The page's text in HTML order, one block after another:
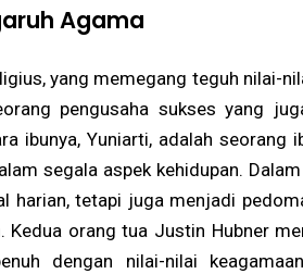
Agama
yang memegang teguh nilai-
pengusaha sukses yang
ibunya, Yuniarti, adalah seorang
segala aspek kehidupan.
harian, tetapi juga menjadi
Kedua orang tua Justin Hubner
dengan nilai-nilai